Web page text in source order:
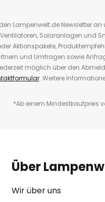
Lampenwelt.de Newsletter
Solaranlagen und
Aktionspakete,
und Umfragen sowie
möglich über den
. Weitere
*Ab einem Mindestkaufpreis
Über
Wir über uns